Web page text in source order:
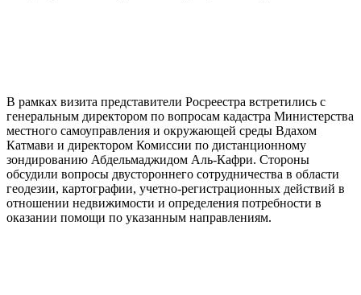
В рамках визита представители Росреестра встретились с
генеральным директором по вопросам кадастра Министерства
местного самоуправления и окружающей среды Вдахом
Катмави и директором Комиссии по дистанционному
зондированию Абдельмаджидом Аль-Кафри. Стороны
обсудили вопросы двустороннего сотрудничества в области
геодезии, картографии, учетно-регистрационных действий в
отношении недвижимости и определения потребности в
оказании помощи по указанным направлениям.